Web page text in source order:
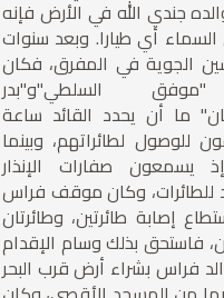
جندي الله في الأرض فإنه
أي طيارا. وبعد سنوات
الجوية في المفرق، فكان
السلطي"و"بدر
ما أن يحدد القائد ساعة
للوصول لطائراتهم، وبينما
صفارات الإنذار
للطائرات، وكان موقف فراس
إصابة طائرتين، وطائرتان
فاستحق بذلك وسام الإقدام
فراس بشراء أرض قرب البحر